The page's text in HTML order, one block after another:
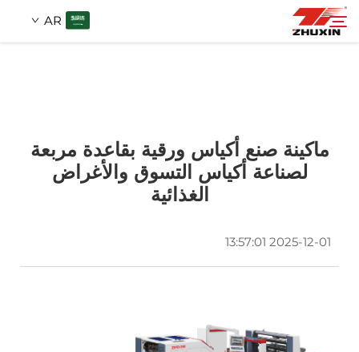
AR
التطبيقات
الأخبار
الأسئلة الشائعة
ماكينة صنع أكياس ورقية بقاعدة مربعة
لصناعة أكياس التسوق والأغراض
الغذائية
2025-12-01 13:57:01